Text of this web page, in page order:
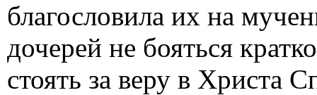
благословила их на
дочерей не бояться
стоять за веру в Христа